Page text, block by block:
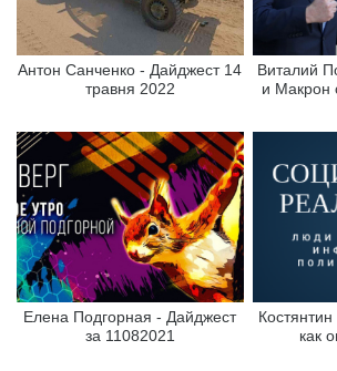
Антон Санченко - Дайджест 14
травня 2022
Виталий
и Макрон
Елена Подгорная - Дайджест
за 11082021
как